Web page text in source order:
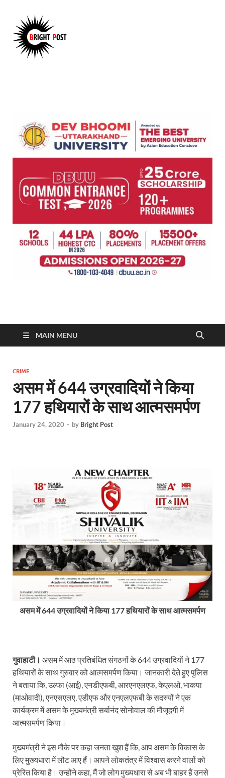
MAIN MENU
CRIME
असम में 644 उग्रवादियों ने किया
177 हथियारों के साथ आत्मसमर्पण
January 24, 2020 - by Bright Post
असम में 644 उग्रवादियों ने किया 177 हथियारों के साथ आत्मसमर्पण
गुवाहाटी। असम में आठ प्रतिबंधित संगठनों के 644 उग्रवादियों ने 177
हथियारों के साथ गुरुवार को आत्मसमर्पण किया। जानकारी देते हुए पुलिस
ने बताया कि, उल्फा (आई), एनडीएफबी, आरएनएलएफ, केएलओ, भाकपा
(माओवादी), एनएसएलए, एडीएफ और एनएलएफबी के सदस्यों ने एक
कार्यक्रम में असम के मुख्यमंत्री सर्बानंद सोनोवाल की मौजूदगी में
आत्मसमर्पण किया।
मुख्यमंत्री ने इस मौके पर कहा जनता खुश हैं कि, आप असम के विकास के
लिए मुख्यधारा में लौट आए हैं। आपने लोकतंत्र में विश्वास करने वालों को
प्रेरित किया है। उन्होंने कहा, मैं जो लोग मुख्यधारा से अब भी बाहर हैं उनसे